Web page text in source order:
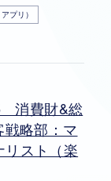
プリ）
消費財&総
略部：マ
リスト（楽